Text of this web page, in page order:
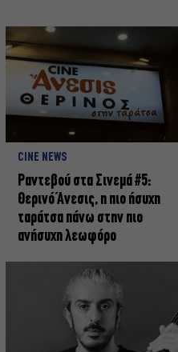
CINE NEWS
Ραντεβού στα Σινεμά #5:
Θερινό Άνεσις, η πιο ήσυχη
ταράτσα πάνω στην πιο
ανήσυχη λεωφόρο